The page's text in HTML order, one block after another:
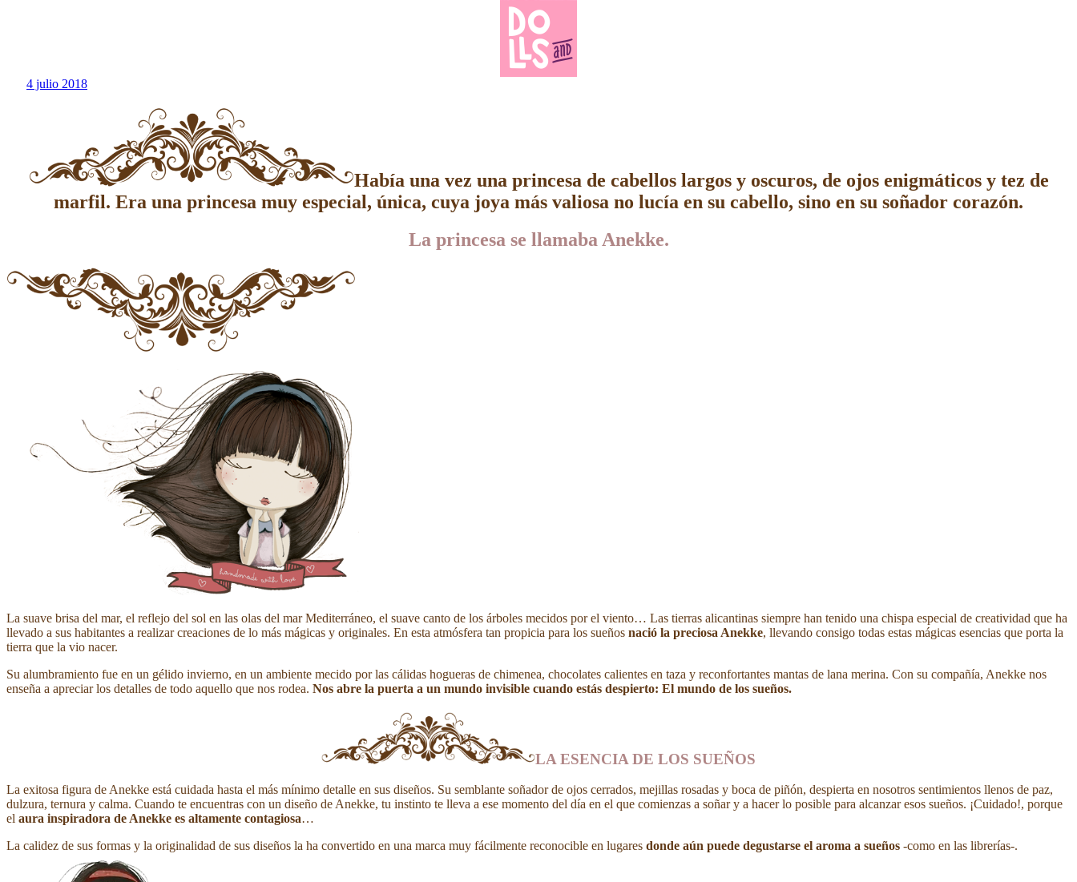
4 julio 2018
Había una vez una princesa de cabellos largos y oscuros, de ojos enigmáticos y tez de
marfil. Era una princesa muy especial, única, cuya joya más valiosa no lucía en su cabello, sino en su soñador corazón.
La princesa se llamaba Anekke.
La suave brisa del mar, el reflejo del sol en las olas del mar Mediterráneo, el suave canto de los árboles mecidos por el viento… Las tierras alicantinas siempre han tenido una chispa especial de creatividad que ha
llevado a sus habitantes a realizar creaciones de lo más mágicas y originales. En esta atmósfera tan propicia para los sueños nació la preciosa Anekke, llevando consigo todas estas mágicas esencias que porta la
tierra que la vio nacer.
Su alumbramiento fue en un gélido invierno, en un ambiente mecido por las cálidas hogueras de chimenea, chocolates calientes en taza y reconfortantes mantas de lana merina. Con su compañía, Anekke nos
enseña a apreciar los detalles de todo aquello que nos rodea. Nos abre la puerta a un mundo invisible cuando estás despierto: El mundo de los sueños.
LA ESENCIA DE LOS SUEÑOS
La exitosa figura de Anekke está cuidada hasta el más mínimo detalle en sus diseños. Su semblante soñador de ojos cerrados, mejillas rosadas y boca de piñón, despierta en nosotros sentimientos llenos de paz,
dulzura, ternura y calma. Cuando te encuentras con un diseño de Anekke, tu instinto te lleva a ese momento del día en el que comienzas a soñar y a hacer lo posible para alcanzar esos sueños. ¡Cuidado!, porque
el aura inspiradora de Anekke es altamente contagiosa…
La calidez de sus formas y la originalidad de sus diseños la ha convertido en una marca muy fácilmente reconocible en lugares donde aún puede degustarse el aroma a sueños -como en las librerías-.